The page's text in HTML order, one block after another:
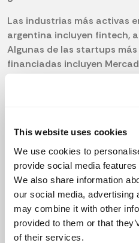
This website uses cookies
We use cookies to
provide social media
We also share information
our social media, advertising
may combine it with other
provided to them or that
of their services.
Las industrias más activas
argentina incluyen fintech,
Algunas de las startups
financiadas incluyen
Despegar.
El gobierno ha realizado
promover el espíritu
financiamiento para
iniciativas, el entorno de
enfrenta algunos desafíos,
capital y talento, además
En comparación con el